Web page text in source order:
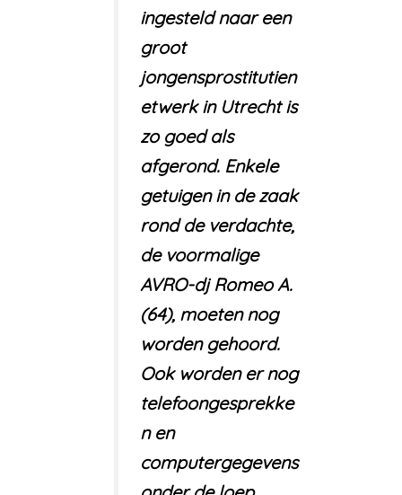
ingesteld naar een
groot
jongensprostitutien
etwerk in Utrecht is
zo goed als
afgerond. Enkele
getuigen in de zaak
rond de verdachte,
de voormalige
AVRO-dj Romeo A.
(64), moeten nog
worden gehoord.
Ook worden er nog
telefoongesprekke
n en
computergegevens